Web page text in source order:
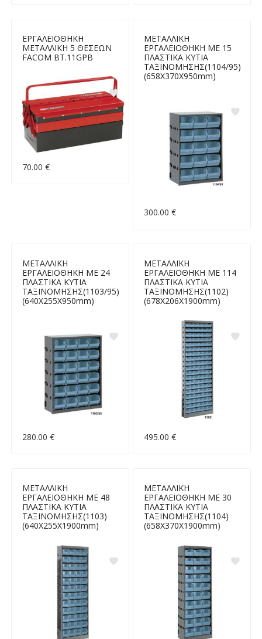
ΕΡΓΑΛΕΙΟΘΗΚΗ
ΜΕΤΑΛΛΙΚΗ 5 ΘΕΣΕΩΝ
FACOM BT.11GPB
70.00 €
ΜΕΤΑΛΛΙΚΗ
ΕΡΓΑΛΕΙΟΘΗΚΗ ΜΕ 15
ΠΛΑΣΤΙΚΑ ΚΥΤΙΑ
ΤΑΞΙΝΟΜΗΣΗΣ(1104/95)
(658Χ370Χ950mm)
300.00 €
ΜΕΤΑΛΛΙΚΗ
ΕΡΓΑΛΕΙΟΘΗΚΗ ΜΕ 24
ΠΛΑΣΤΙΚΑ ΚΥΤΙΑ
ΤΑΞΙΝΟΜΗΣΗΣ(1103/95)
(640Χ255Χ950mm)
280.00 €
ΜΕΤΑΛΛΙΚΗ
ΕΡΓΑΛΕΙΟΘΗΚΗ ΜΕ 114
ΠΛΑΣΤΙΚΑ ΚΥΤΙΑ
ΤΑΞΙΝΟΜΗΣΗΣ(1102)
(678Χ206Χ1900mm)
495.00 €
ΜΕΤΑΛΛΙΚΗ
ΕΡΓΑΛΕΙΟΘΗΚΗ ΜΕ 48
ΠΛΑΣΤΙΚΑ ΚΥΤΙΑ
ΤΑΞΙΝΟΜΗΣΗΣ(1103)
(640Χ255Χ1900mm)
ΜΕΤΑΛΛΙΚΗ
ΕΡΓΑΛΕΙΟΘΗΚΗ ΜΕ 30
ΠΛΑΣΤΙΚΑ ΚΥΤΙΑ
ΤΑΞΙΝΟΜΗΣΗΣ(1104)
(658Χ370Χ1900mm)